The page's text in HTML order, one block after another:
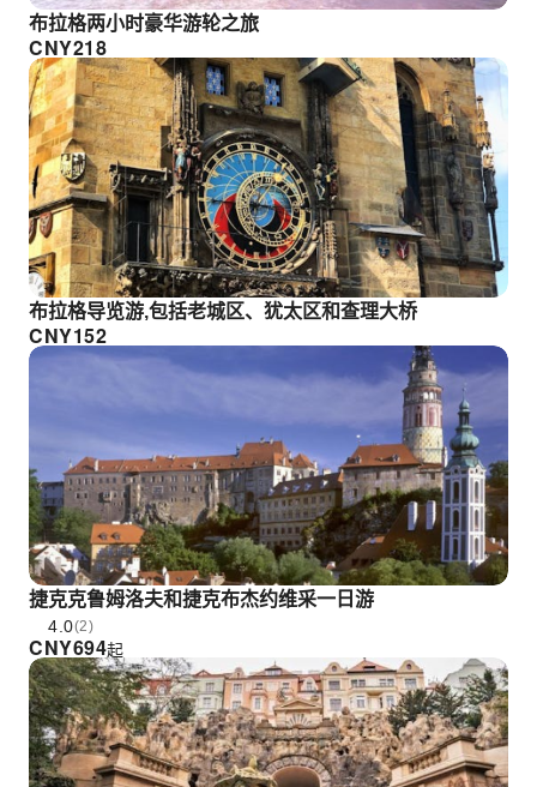
布拉格两小时豪华游轮之旅
CNY218
布拉格导览游,包括老城区、犹太区和查理大桥
CNY152
捷克克鲁姆洛夫和捷克布杰约维采一日游
4.0(2)
CNY694起